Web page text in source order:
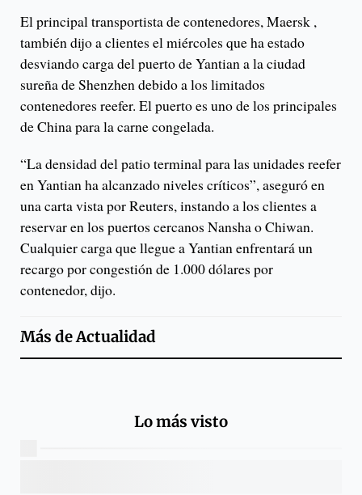
El principal transportista de contenedores, Maersk ,
también dijo a clientes el miércoles que ha estado
desviando carga del puerto de Yantian a la ciudad
sureña de Shenzhen debido a los limitados
contenedores reefer. El puerto es uno de los principales
de China para la carne congelada.
“La densidad del patio terminal para las unidades reefer
en Yantian ha alcanzado niveles críticos”, aseguró en
una carta vista por Reuters, instando a los clientes a
reservar en los puertos cercanos Nansha o Chiwan.
Cualquier carga que llegue a Yantian enfrentará un
recargo por congestión de 1.000 dólares por
contenedor, dijo.
Más deActualidad
Lo más visto